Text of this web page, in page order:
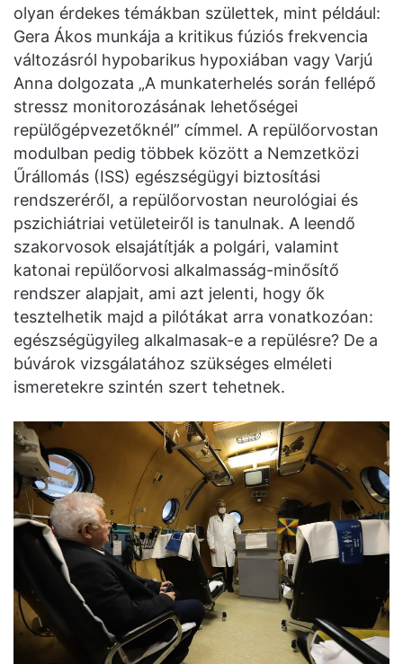
olyan érdekes témákban születtek, mint például:
Gera Ákos munkája a kritikus fúziós frekvencia
változásról hypobarikus hypoxiában vagy Varjú
Anna dolgozata „A munkaterhelés során fellépő
stressz monitorozásának lehetőségei
repülőgépvezetőknél” címmel. A repülőorvostan
modulban pedig többek között a Nemzetközi
Űrállomás (ISS) egészségügyi biztosítási
rendszeréről, a repülőorvostan neurológiai és
pszichiátriai vetületeiről is tanulnak. A leendő
szakorvosok elsajátítják a polgári, valamint
katonai repülőorvosi alkalmasság-minősítő
rendszer alapjait, ami azt jelenti, hogy ők
tesztelhetik majd a pilótákat arra vonatkozóan:
egészségügyileg alkalmasak-e a repülésre? De a
búvárok vizsgálatához szükséges elméleti
ismeretekre szintén szert tehetnek.